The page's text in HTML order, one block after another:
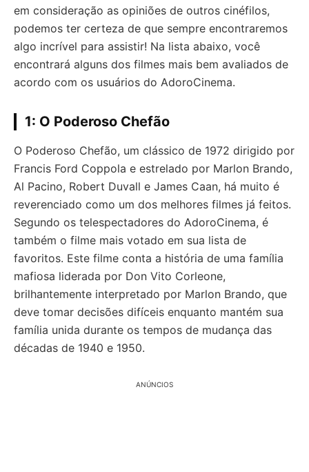
em consideração as opiniões de outros cinéfilos,
podemos ter certeza de que sempre encontraremos
algo incrível para assistir! Na lista abaixo, você
encontrará alguns dos filmes mais bem avaliados de
acordo com os usuários do AdoroCinema.
1: O Poderoso Chefão
O Poderoso Chefão, um clássico de 1972 dirigido por
Francis Ford Coppola e estrelado por Marlon Brando,
Al Pacino, Robert Duvall e James Caan, há muito é
reverenciado como um dos melhores filmes já feitos.
Segundo os telespectadores do AdoroCinema, é
também o filme mais votado em sua lista de
favoritos. Este filme conta a história de uma família
mafiosa liderada por Don Vito Corleone,
brilhantemente interpretado por Marlon Brando, que
deve tomar decisões difíceis enquanto mantém sua
família unida durante os tempos de mudança das
décadas de 1940 e 1950.
ANÚNCIOS